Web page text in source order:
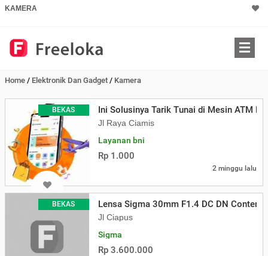
KAMERA
Home / Elektronik Dan Gadget / Kamera
BEKAS Ini Solusinya Tarik Tunai di Mesin ATM
Jl Raya Ciamis
Layanan bni
Rp 1.000
2 minggu lalu
BEKAS Lensa Sigma 30mm F1.4 DC DN
Jl Ciapus
Sigma
Rp 3.600.000